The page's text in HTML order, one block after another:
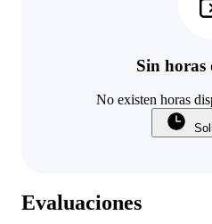
Sin horas
No existen horas
Evaluaciones